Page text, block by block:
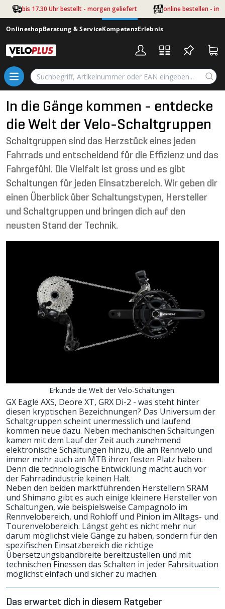
Zum Hauptinhalt springen
bis 17.30 Uhr bestellt - morgen geliefert online bestellen - im
OnlineshopBeratung & ServiceKompetenzErlebnis
In die Gänge kommen - entdecke
die Welt der Velo-Schaltgruppen
Schaltgruppen sind das Herzstück eines jeden
Fahrrads und entscheidend für die Effizienz und das
Fahrgefühl. Die Vielfalt ist gross und es gibt
Schaltungen für jeden Einsatzbereich. Wir geben dir
einen Überblick über Schaltungstypen, Hersteller
und Schaltgruppen und bringen dich auf den
neusten Stand der Technik.
Erkunde die Welt der Velo-Schaltungen.
GX Eagle AXS, Deore XT, GRX Di-2 - was steht hinter
diesen kryptischen Bezeichnungen? Das Universum der
Schaltgruppen scheint unermesslich und laufend
kommen neue dazu. Neben mechanischen Schaltungen
kamen mit dem Lauf der Zeit auch zunehmend
elektronische Schaltungen hinzu, die am Rennvelo und
immer mehr auch am MTB ihren festen Platz haben.
Denn die technologische Entwicklung macht auch vor
der Fahrradindustrie keinen Halt.
Neben den beiden marktführenden Herstellern SRAM
und Shimano gibt es auch einige kleinere Hersteller von
Schaltungen, wie beispielsweise Campagnolo im
Rennvelobereich, und Rohloff und Pinion im Alltags- und
Tourenvelobereich. Längst geht es nicht mehr nur
darum möglichst viele Gänge zu haben, sondern für den
spezifischen Einsatzbereich die richtige
Übersetzungsbandbreite bereitzustellen und mit
technischen Finessen das Schalten in jeder Fahrsituation
möglichst einfach und sicher zu machen.
Das erwartet dich in diesem Ratgeber